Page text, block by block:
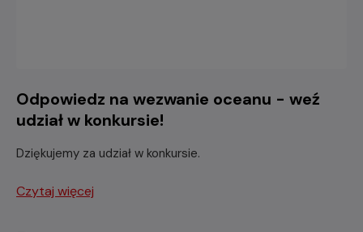
Odpowiedz na wezwanie oceanu - weź
udział w konkursie!
Dziękujemy za udział w konkursie.
Czytaj więcej